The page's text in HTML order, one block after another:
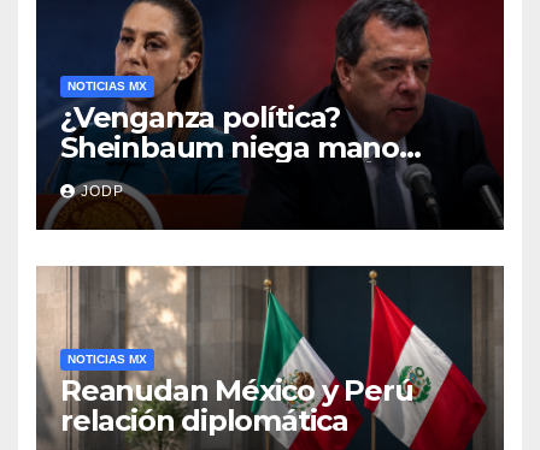
NOTICIAS MX
¿Venganza política?
Sheinbaum niega mano
negra en captura de Ángel
Aguirre
JODP
NOTICIAS MX
Reanudan México y Perú
relación diplomática